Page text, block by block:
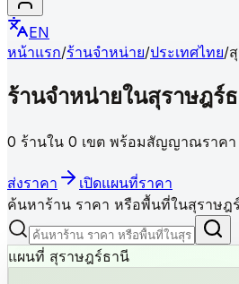
EN
หน้าแรก/ร้านจำหน่าย/ประเทศไทย/
ร้านจำหน่ายในสุราษฎร์
0 ร้านใน 0 เขต พร้อมสัญญาณราคา
ส่งราคา
เปิดแผนที่ราคา
ค้นหาร้าน ราคา หรือพื้นที่ในสุราษฎ
แผนที่ สุราษฎร์ธานี